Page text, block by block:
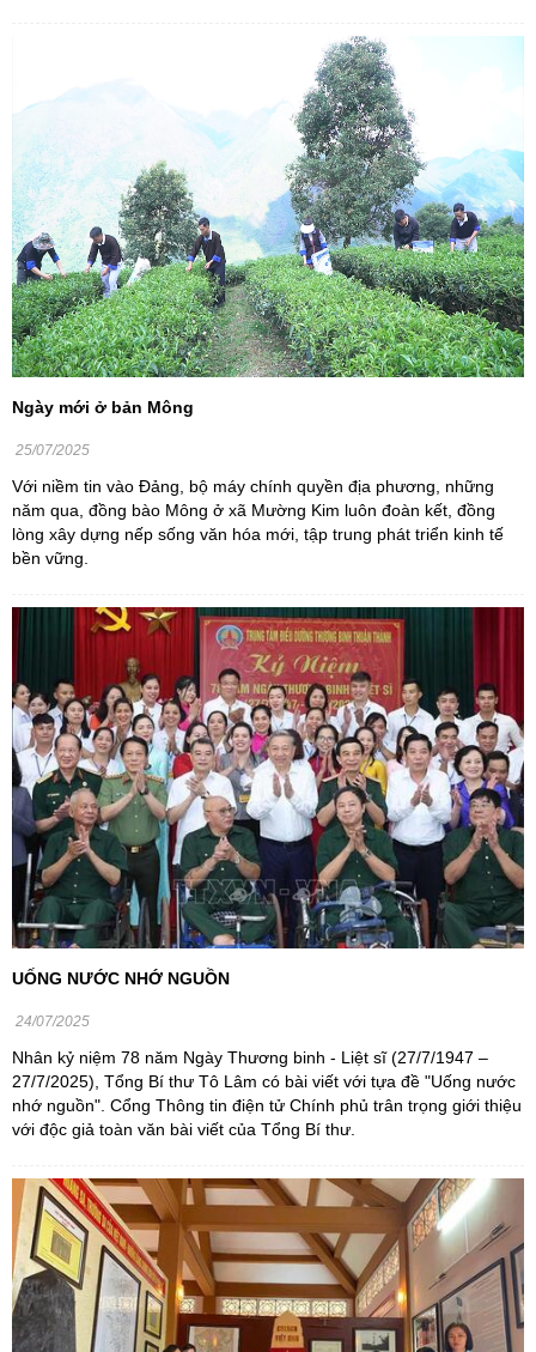
Ngày mới ở bản Mông
25/07/2025
Với niềm tin vào Đảng, bộ máy chính quyền địa phương, những
năm qua, đồng bào Mông ở xã Mường Kim luôn đoàn kết, đồng
lòng xây dựng nếp sống văn hóa mới, tập trung phát triển kinh tế
bền vững.
UỐNG NƯỚC NHỚ NGUỒN
24/07/2025
Nhân kỷ niệm 78 năm Ngày Thương binh - Liệt sĩ (27/7/1947 –
27/7/2025), Tổng Bí thư Tô Lâm có bài viết với tựa đề "Uống nước
nhớ nguồn". Cổng Thông tin điện tử Chính phủ trân trọng giới thiệu
với độc giả toàn văn bài viết của Tổng Bí thư.